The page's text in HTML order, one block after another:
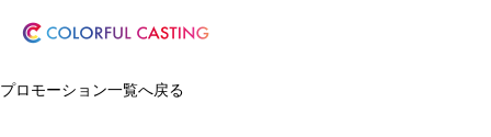
プロモーション一覧へ戻る